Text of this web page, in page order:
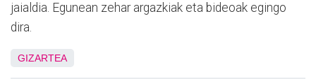
jaialdia. Egunean zehar argazkiak eta bideoak egingo
dira.
GIZARTEA